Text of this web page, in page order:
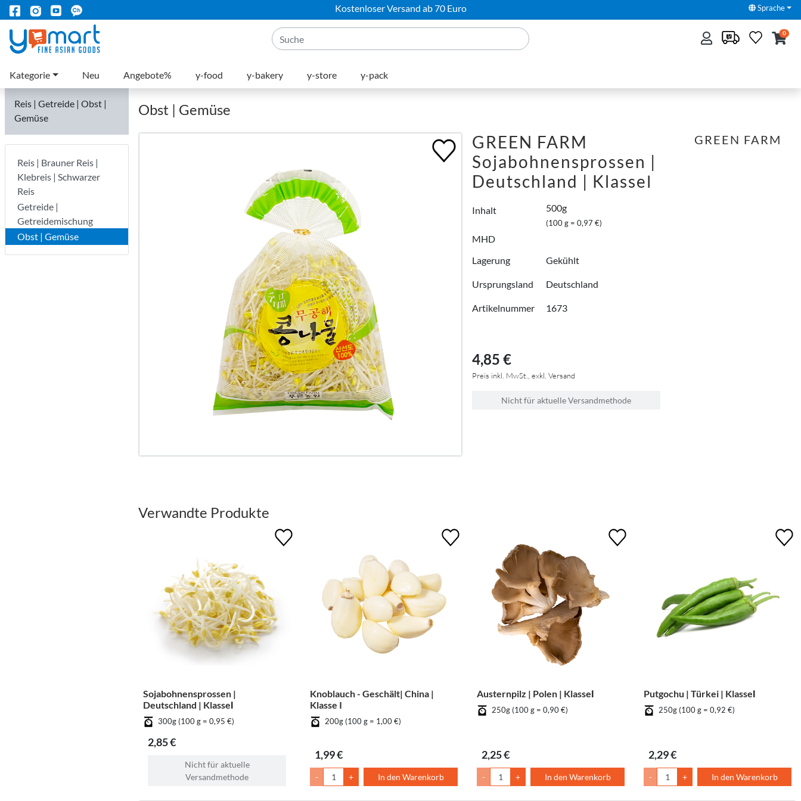
Kostenloser Versand ab 70 Euro Sprache
0
Kategorie Neu Angebote% y-food y-bakery y-store y-pack
Reis | Getreide | Obst |
Gemüse
Reis | Brauner Reis |
Klebreis | Schwarzer
Reis
Getreide |
Getreidemischung
Obst | Gemüse
Obst | Gemüse
GREEN FARM
Sojabohnensprossen |
Deutschland | KlasseⅠ
Inhalt 500g
(100 g = 0,97 €)
MHD
Lagerung
Gekühlt
Ursprungsland Deutschland
Artikelnummer 1673
GREEN FARM
4,85 €
Preis inkl. MwSt., exkl. Versand
Nicht für aktuelle Versandmethode
Verwandte Produkte
Sojabohnensprossen |
Deutschland | KlasseⅠ
300g (100 g = 0,95 €)
2,85 €
Nicht für aktuelle
Versandmethode
Knoblauch - Geschält| China |
Klasse I
200g (100 g = 1,00 €)
1,99 €
- + In den Warenkorb
Austernpilz | Polen | KlasseⅠ
250g (100 g = 0,90 €)
2,25 €
- + In den Warenkorb
Putgochu | Türkei | KlasseⅠ
250g (100 g = 0,92 €)
2,29 €
- + In den Warenkorb